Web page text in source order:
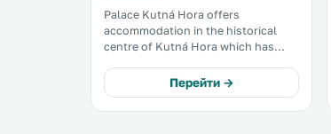
Palace Kutná Hora offers
accommodation in the historical
centre of Kutná Hora which has
Heritage List since 1995. St.
Barbara's Church is just a 7-minute
walk away. .
Перейти →